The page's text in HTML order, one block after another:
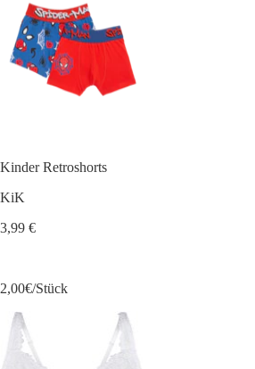
Kinder Retroshorts
KiK
3,99 €
2,00€/Stück